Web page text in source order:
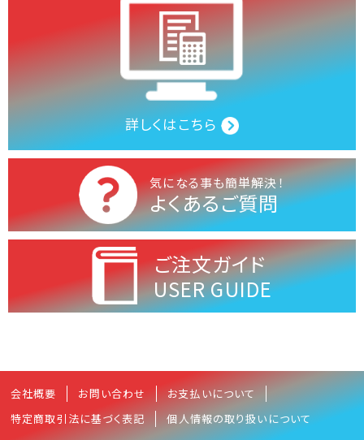
詳しくはこちら
気になる事も簡単解決！
よくあるご質問
ご注文ガイド
USER GUIDE
会社概要 お問い合わせ
お支払いについて
特定商取引法に基づく表記
個人情報の取り扱いについて